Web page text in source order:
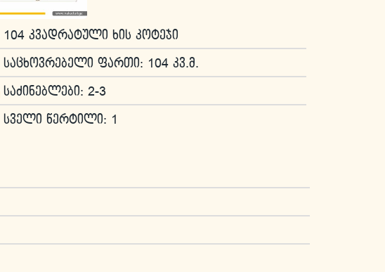
104 კვადრატული ხის კოტეჯი
საცხოვრებელი ფართი: 104 კვ.მ.
საძინებლები: 2-3
სველი წერტილი: 1